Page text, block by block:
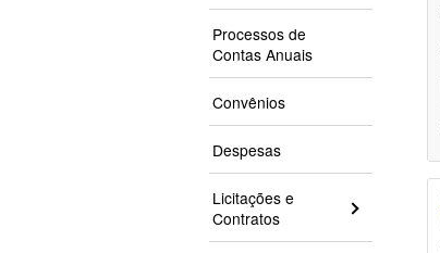
Processos de
Contas Anuais
Convênios
Despesas
Licitações e
Contratos